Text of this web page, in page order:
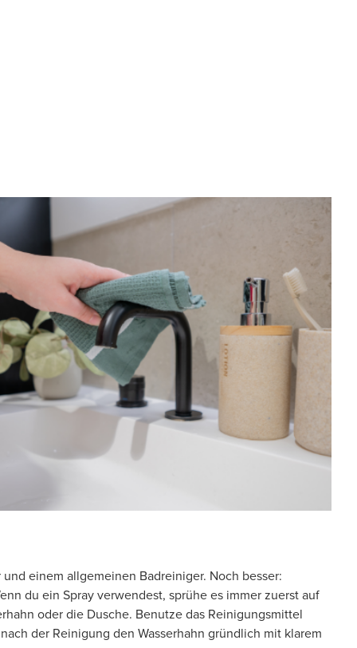
einem allgemeinen Badreiniger. Noch besser:
du ein Spray verwendest, sprühe es immer zuerst auf
oder die Dusche. Benutze das Reinigungsmittel
der Reinigung den Wasserhahn gründlich mit klarem